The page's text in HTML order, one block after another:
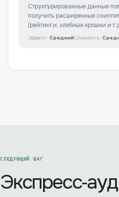
Структурированные данные
получить расширенные
(рейтинги, хлебные крошки и
Эффект: СреднийСложность:
СЛЕДУЮЩИЙ ШАГ